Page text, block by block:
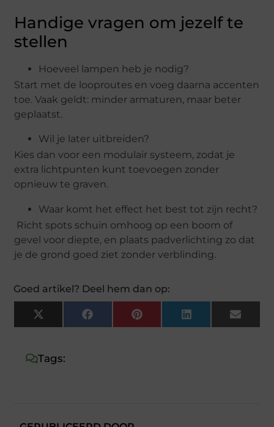
Handige vragen om jezelf te
stellen
Hoeveel lampen heb je nodig?
Start met de looproutes en voeg daarna accenten
toe. Vaak geldt: minder armaturen, maar beter
geplaatst.
Wil je later uitbreiden?
Kies dan voor een modulair systeem, zodat je
extra lichtpunten kunt toevoegen zonder
opnieuw te graven.
Waar komt het effect het best tot zijn recht?
Richt spots schuin omhoog op een boom of
gevel voor diepte, en plaats padverlichting zo dat
je de grond goed ziet zonder verblinding.
Goed artikel? Deel hem dan op:
X
(Twitter)
FacebookPinterestLinkedInEmail
Tags: